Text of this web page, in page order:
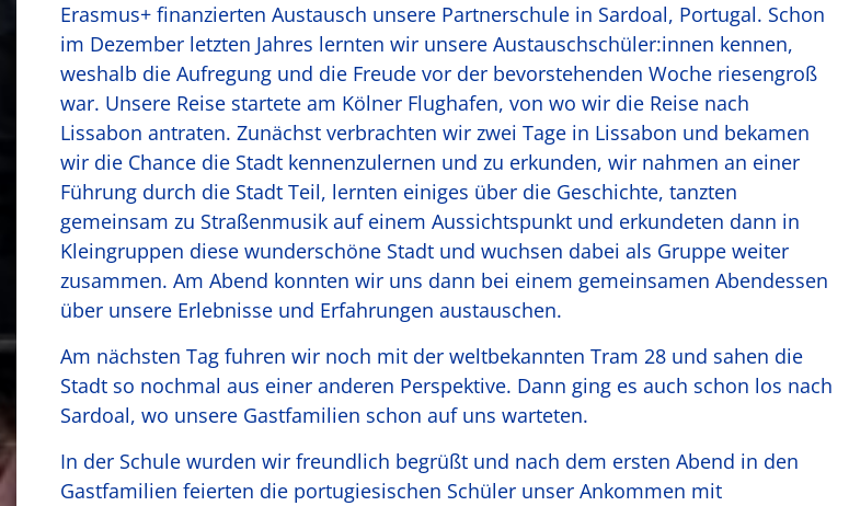
Erasmus+ finanzierten Austausch unsere Partnerschule in Sardoal, Portugal. Schon
im Dezember letzten Jahres lernten wir unsere Austauschschüler:innen kennen,
weshalb die Aufregung und die Freude vor der bevorstehenden Woche riesengroß
war. Unsere Reise startete am Kölner Flughafen, von wo wir die Reise nach
Lissabon antraten. Zunächst verbrachten wir zwei Tage in Lissabon und bekamen
wir die Chance die Stadt kennenzulernen und zu erkunden, wir nahmen an einer
Führung durch die Stadt Teil, lernten einiges über die Geschichte, tanzten
gemeinsam zu Straßenmusik auf einem Aussichtspunkt und erkundeten dann in
Kleingruppen diese wunderschöne Stadt und wuchsen dabei als Gruppe weiter
zusammen. Am Abend konnten wir uns dann bei einem gemeinsamen Abendessen
über unsere Erlebnisse und Erfahrungen austauschen.
Am nächsten Tag fuhren wir noch mit der weltbekannten Tram 28 und sahen die
Stadt so nochmal aus einer anderen Perspektive. Dann ging es auch schon los nach
Sardoal, wo unsere Gastfamilien schon auf uns warteten.
In der Schule wurden wir freundlich begrüßt und nach dem ersten Abend in den
Gastfamilien feierten die portugiesischen Schüler unser Ankommen mit